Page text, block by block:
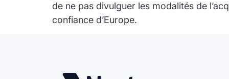
de ne pas divulguer les modalités de
confiance d’Europe.